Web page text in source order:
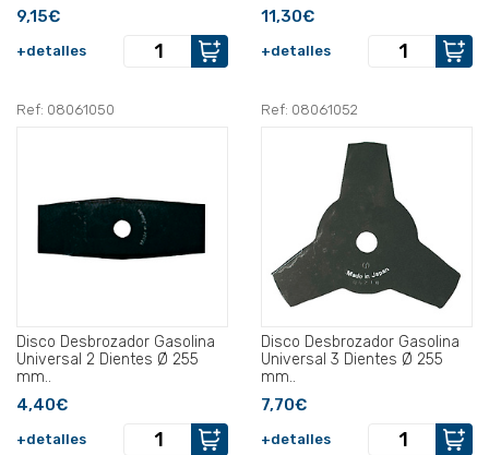
9,15€
+detalles
11,30€
+detalles
Ref: 08061050
Disco Desbrozador Gasolina
Universal 2 Dientes Ø 255
mm..
4,40€
+detalles
Ref: 08061052
Disco Desbrozador Gasolina
Universal 3 Dientes Ø 255
mm..
7,70€
+detalles